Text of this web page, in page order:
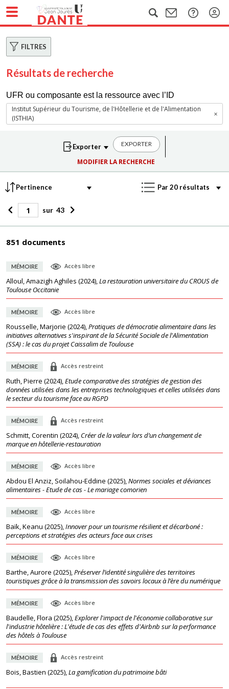
FILTRES
Résultats de recherche
UFR ou composante est la ressource avec l’ID
Institut Supérieur du Tourisme, de l'Hôtellerie et de l'Alimentation
(ISTHIA)
EXPORTER
MODIFIER LA RECHERCHE
sur 43
851 documents
MÉMOIRE Accès libre
Alloul, Amazigh Aghiles (2024),La restauration universitaire du CROUS de
Toulouse Occitanie
MÉMOIRE Accès libre
Rousselle, Marjorie (2024),Pratiques de démocratie alimentaire dans les
initiatives alternatives s'inspirant de la Sécurité Sociale de l'Alimentation
(SSA) : le cas du projet Caissalim de Toulouse
MÉMOIRE Accès restreint
Ruth, Pierre (2024),Etude comparative des stratégies de gestion des
données utilisées dans les entreprises technologiques et celles utilisées dans
le secteur du tourisme face au RGPD
MÉMOIRE Accès restreint
Schmitt, Corentin (2024), Créer de la valeur lors d’un changement de
marque en hôtellerie-restauration
MÉMOIRE Accès libre
Abdou El Anziz, Soilahou-Eddine (2025),Normes sociales et déviances
alimentaires - Etude de cas - Le mariage comorien
MÉMOIRE Accès libre
Baïk, Keanu (2025),Innover pour un tourisme résilient et décarboné :
perceptions et stratégies des acteurs face aux crises
MÉMOIRE Accès libre
Barthe, Aurore (2025),Préserver l’identité singulière des territoires
touristiques grâce à la transmission des savoirs locaux à l’ère du numérique
MÉMOIRE Accès libre
Baudelle, Flora (2025),Explorer l'impact de l'économie collaborative sur
l'industrie hôtelière : L'étude de cas des effets d'Airbnb sur la performance
des hôtels à Toulouse
MÉMOIRE Accès restreint
Bois, Bastien (2025),La gamification du patrimoine bâti